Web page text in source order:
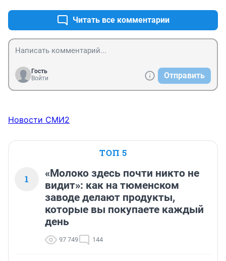
Читать все комментарии
Гость
Войти
Отправить
Новости СМИ2
ТОП 5
1
«Молоко здесь почти никто не
видит»: как на тюменском
заводе делают продукты,
которые вы покупаете каждый
день
97 749 144